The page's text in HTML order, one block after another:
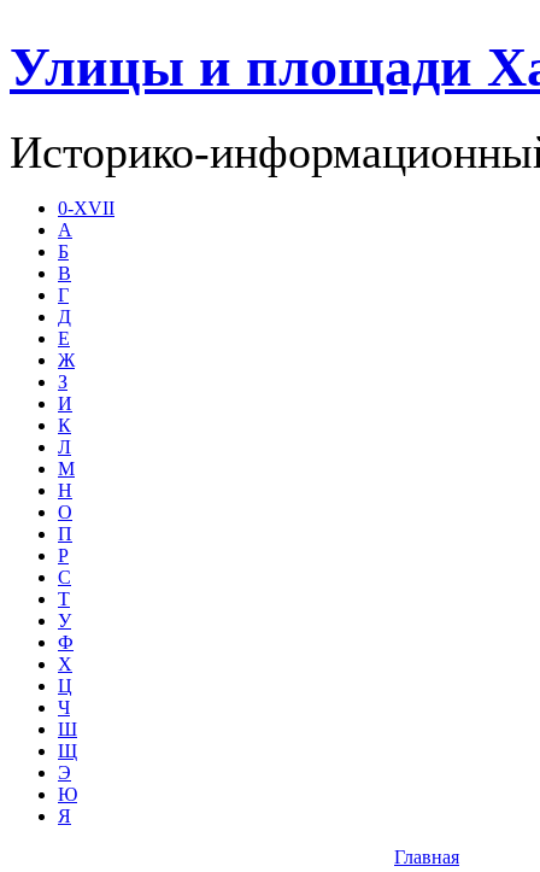
Улицы и площади
Историко-
0-XVII
А
Б
В
Г
Д
Е
Ж
З
И
К
Л
М
Н
О
П
Р
С
Т
У
Ф
Х
Ц
Ч
Ш
Щ
Э
Ю
Я
Главная